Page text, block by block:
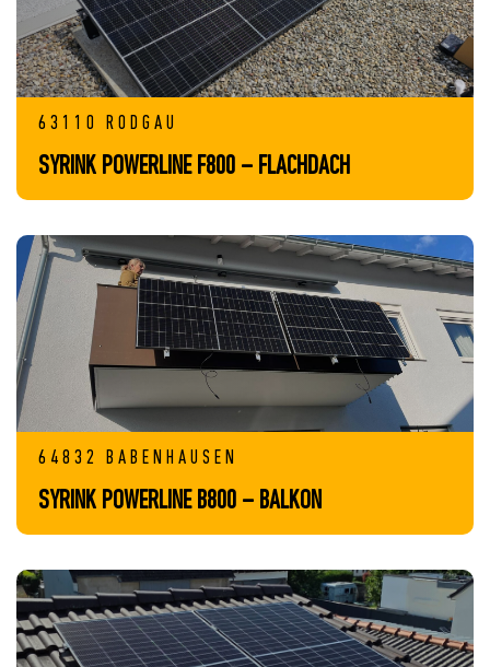
63110 RODGAU
SYRINK POWERLINE F800 – FLACHDACH
64832 BABENHAUSEN
SYRINK POWERLINE B800 – BALKON